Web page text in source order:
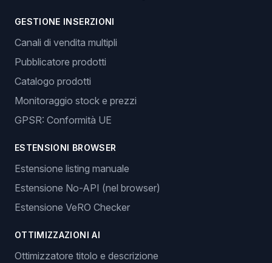
GESTIONE INSERZIONI
Canali di vendita multipli
Pubblicatore prodotti
Catalogo prodotti
Monitoraggio stock e prezzi
GPSR: Conformità UE
ESTENSIONI BROWSER
Estensione listing manuale
Estensione No-API (nel browser)
Estensione VeRO Checker
OTTIMIZZAZIONI AI
Ottimizzatore titolo e descrizione